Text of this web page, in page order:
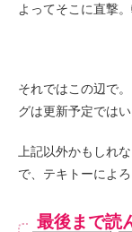
よってそこに直撃
それではこの辺で
グは更新予定ではい
上記以外かもしれ
で、テキトーによろ
最後まで読